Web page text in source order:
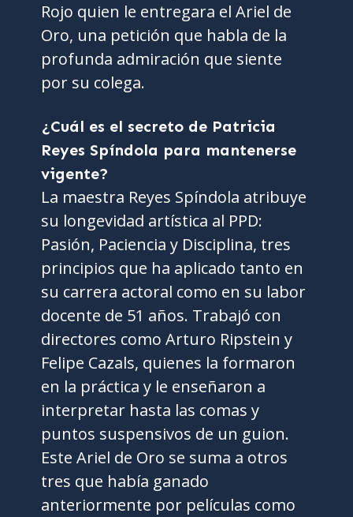
Rojo quien le entregara el Ariel de
Oro, una petición que habla de la
profunda admiración que siente
por su colega.
¿Cuál es el secreto de Patricia
Reyes Spíndola para mantenerse
vigente?
La maestra Reyes Spíndola atribuye
su longevidad artística al PPD:
Pasión, Paciencia y Disciplina, tres
principios que ha aplicado tanto en
su carrera actoral como en su labor
docente de 51 años. Trabajó con
directores como Arturo Ripstein y
Felipe Cazals, quienes la formaron
en la práctica y le enseñaron a
interpretar hasta las comas y
puntos suspensivos de un guion.
Este Ariel de Oro se suma a otros
tres que había ganado
anteriormente por películas como